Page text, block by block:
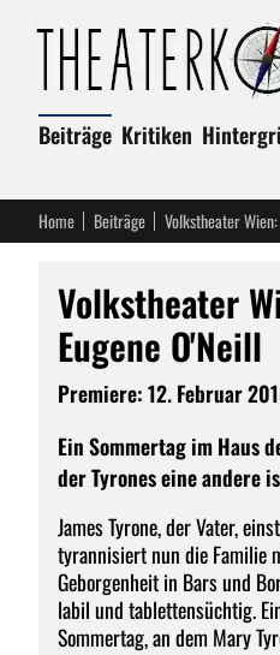
Beiträge Kritiken
Home Beiträge Volkstheater
Volkstheater
Eugene O'Neill
Premiere: 12. Februar
Ein Sommertag im Haus
der Tyrones eine andere
James Tyrone, der Vater,
tyrannisiert nun die Familie
Geborgenheit in Bars und
labil und tablettensüchtig.
Sommertag, an dem Mary